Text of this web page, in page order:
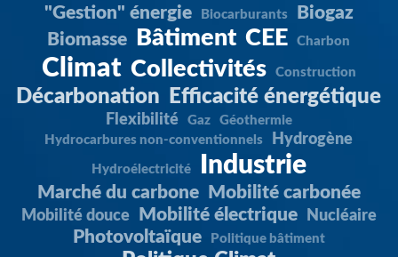
"Gestion" énergie Biocarburants
Biogaz
Biomasse
Bâtiment CEE Charbon
Climat Collectivités Construction
Décarbonation Efficacité énergétique
Flexibilité Gaz
Géothermie
Hydrocarbures non-conventionnels
Hydrogène
Hydroélectricité Industrie
Marché du carbone Mobilité carbonée
Mobilité douce Mobilité électrique Nucléaire
Photovoltaïque Politique bâtiment